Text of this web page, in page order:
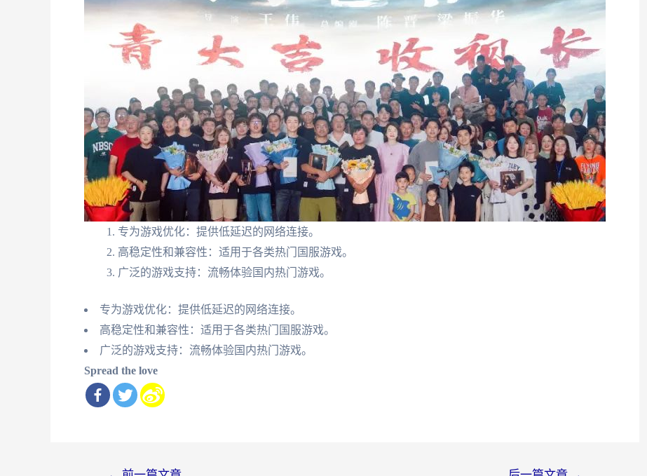
专为游戏优化：提供低延迟的网络连接。
高稳定性和兼容性：适用于各类热门国服游戏。
广泛的游戏支持：流畅体验国内热门游戏。
专为游戏优化：提供低延迟的网络连接。
高稳定性和兼容性：适用于各类热门国服游戏。
广泛的游戏支持：流畅体验国内热门游戏。
Spread the love